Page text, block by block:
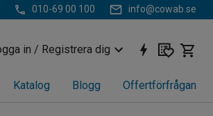
010-69 00 100 info@cowab.se
in / Registrera dig
Katalog Blogg Offertförfrågan